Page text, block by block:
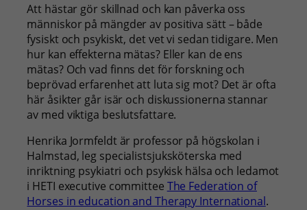
Att hästar gör skillnad och kan påverka oss
människor på mängder av positiva sätt – både
fysiskt och psykiskt, det vet vi sedan tidigare. Men
hur kan effekterna mätas? Eller kan de ens
mätas? Och vad finns det för forskning och
beprövad erfarenhet att luta sig mot? Det är ofta
här åsikter går isär och diskussionerna stannar
av med viktiga beslutsfattare.
Henrika Jormfeldt är professor på högskolan i
Halmstad, leg specialistsjuksköterska med
inriktning psykiatri och psykisk hälsa och ledamot
i HETI executive committee The Federation of
Horses in education and Therapy International.